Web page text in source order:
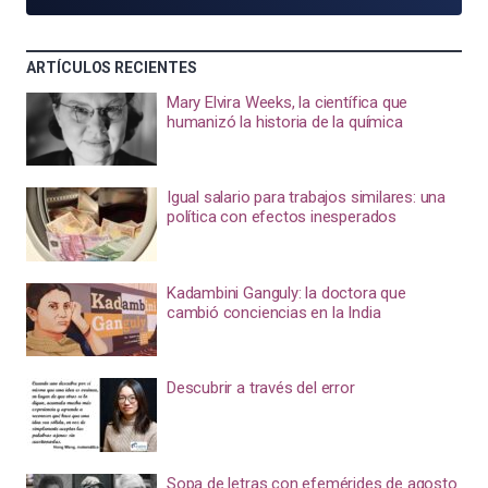
ARTÍCULOS RECIENTES
Mary Elvira Weeks, la científica que
humanizó la historia de la química
Igual salario para trabajos similares: una
política con efectos inesperados
Kadambini Ganguly: la doctora que
cambió conciencias en la India
Descubrir a través del error
Sopa de letras con efemérides de agosto